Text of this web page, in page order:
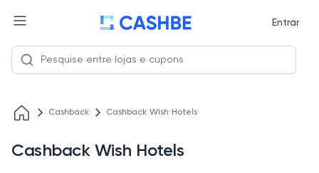
Entrar
Cashback Cashback Wish Hotels
Cashback Wish Hotels